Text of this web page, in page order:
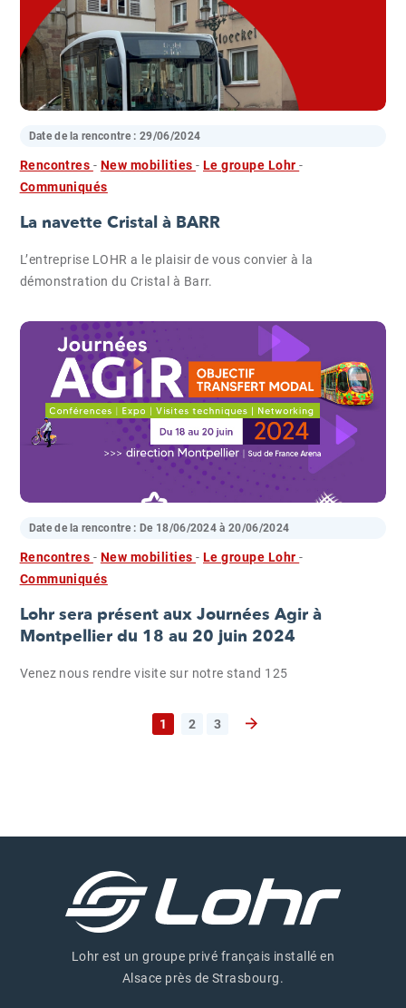
Date de la rencontre : 29/06/2024
Rencontres - New mobilities-Le groupe Lohr-
Communiqués
La navette Cristal à BARR
L’entreprise LOHR a le plaisir de vous convier à la
démonstration du Cristal à Barr.
Date de la rencontre : De 18/06/2024 à20/06/2024
Rencontres - New mobilities-Le groupe Lohr-
Communiqués
Lohr sera présent aux Journées Agir à
Montpellier du 18 au 20 juin 2024
Venez nous rendre visite sur notre stand 125
1 2 3 Page suivante
Lohr est un groupe privé français installé en
Alsace près de Strasbourg.